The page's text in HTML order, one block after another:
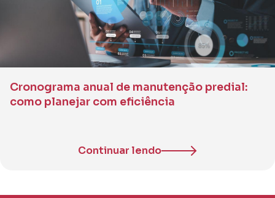
Cronograma anual de manutenção predial:
como planejar com eficiência
Continuar lendo